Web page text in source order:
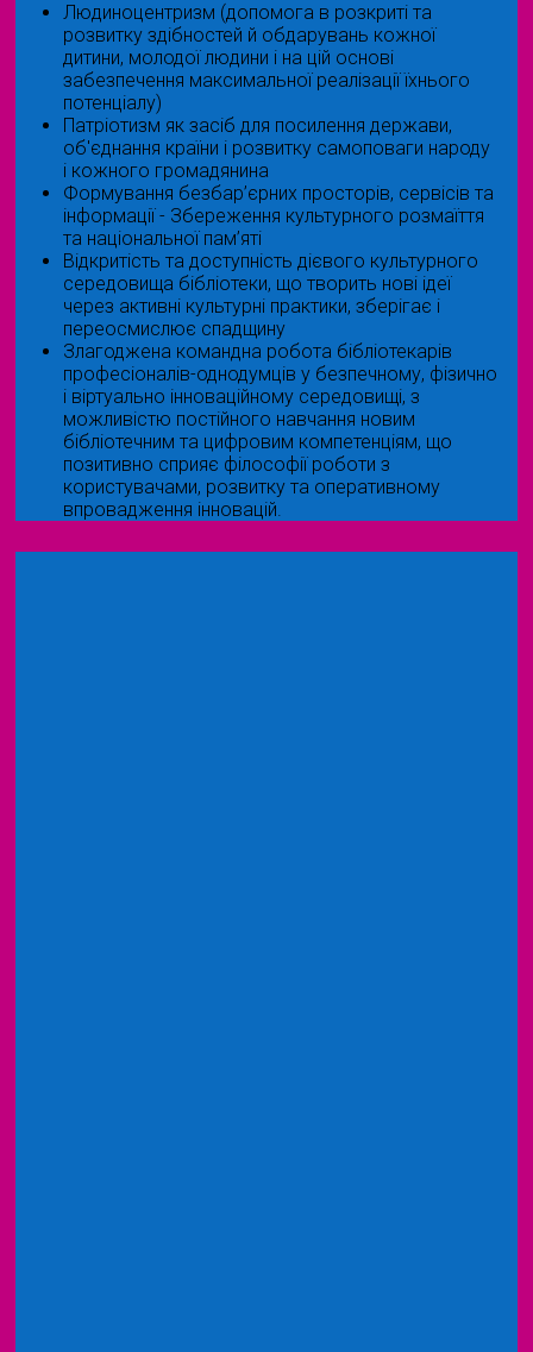
Людиноцентризм (допомога в розкриті та
розвитку здібностей й обдарувань кожної
дитини, молодої людини і на цій основі
забезпечення максимальної реалізації їхнього
потенціалу)
Патріотизм як засіб для посилення держави,
об'єднання країни і розвитку самоповаги народу
і кожного громадянина
Формування безбар’єрних просторів, сервісів та
інформації - Збереження культурного розмаїття
та національної пам’яті
Відкритість та доступність дієвого культурного
середовища бібліотеки, що творить нові ідеї
через активні культурні практики, зберігає і
переосмислює спадщину
Злагоджена командна робота бібліотекарів
професіоналів-однодумців у безпечному, фізично
і віртуально інноваційному середовищі, з
можливістю постійного навчання новим
бібліотечним та цифровим компетенціям, що
позитивно сприяє філософії роботи з
користувачами, розвитку та оперативному
впровадження інновацій.